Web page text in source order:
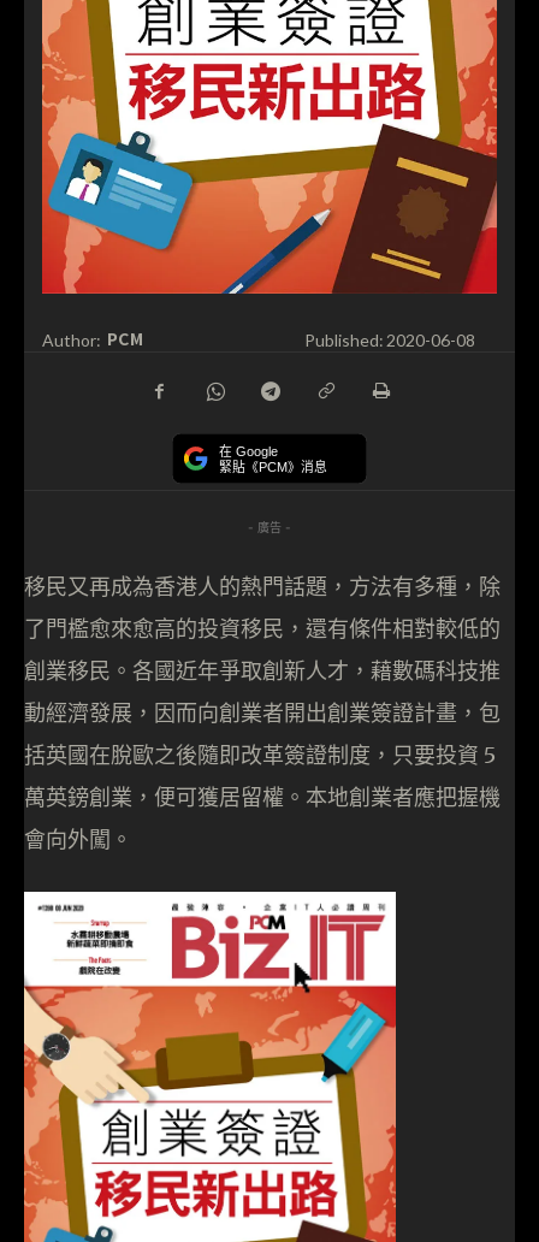
Author: PCM Published: 2020-06-08
在 Google
緊貼《PCM》消息
- 廣告 -
移民又再成為香港人的熱門話題，方法有多種，除
了門檻愈來愈高的投資移民，還有條件相對較低的
創業移民。各國近年爭取創新人才，藉數碼科技推
動經濟發展，因而向創業者開出創業簽證計畫，包
括英國在脫歐之後隨即改革簽證制度，只要投資 5
萬英鎊創業，便可獲居留權。本地創業者應把握機
會向外闖。